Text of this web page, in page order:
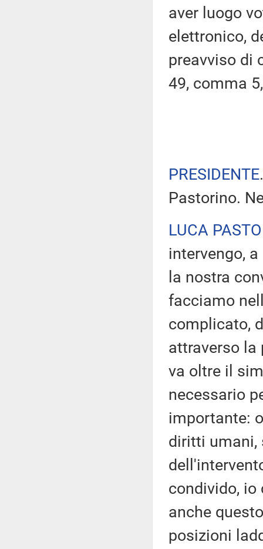
aver luogo
elettronico,
preavviso di
49, comma
PRESIDENTE
Pastorino.
LUCA
intervengo,
la nostra
facciamo
complicato,
attraverso la
va oltre il
necessario
importante:
diritti umani,
condivido, io
anche
posizioni